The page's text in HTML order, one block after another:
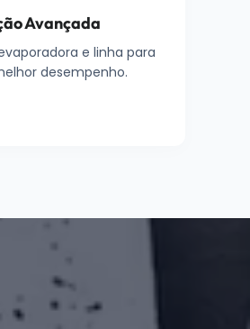
Avançada
e linha para
desempenho.